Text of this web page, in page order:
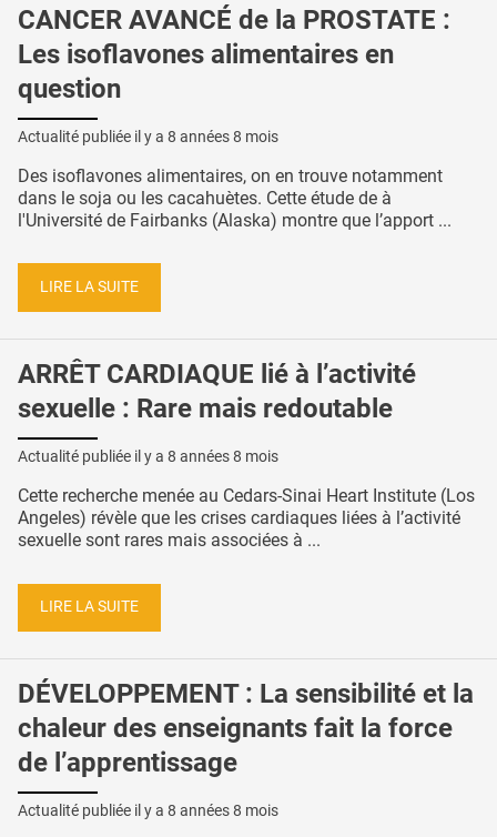
CANCER AVANCÉ de la PROSTATE :
Les isoflavones alimentaires en
question
Actualité publiée il y a 8 années 8 mois
Des isoflavones alimentaires, on en trouve notamment
dans le soja ou les cacahuètes. Cette étude de à
l'Université de Fairbanks (Alaska) montre que l’apport ...
LIRE LA SUITE
ARRÊT CARDIAQUE lié à l’activité
sexuelle : Rare mais redoutable
Actualité publiée il y a 8 années 8 mois
Cette recherche menée au Cedars-Sinai Heart Institute (Los
Angeles) révèle que les crises cardiaques liées à l’activité
sexuelle sont rares mais associées à ...
LIRE LA SUITE
DÉVELOPPEMENT : La sensibilité et la
chaleur des enseignants fait la force
de l’apprentissage
Actualité publiée il y a 8 années 8 mois